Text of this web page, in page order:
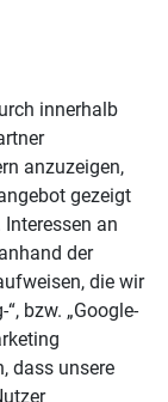
innerhalb
anzuzeigen,
gezeigt
an
der
die wir
bzw. „Google-
dass unsere